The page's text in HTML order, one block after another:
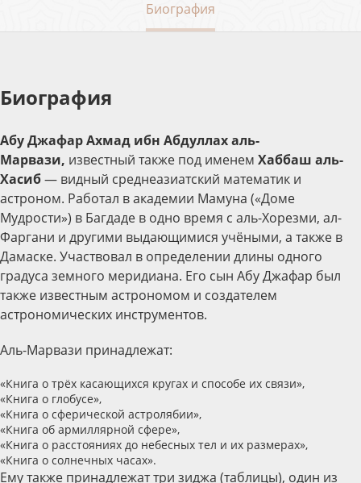
Биография
Биография
Абу Джафар Ахмад ибн Абдуллах аль-
Марвази, известный также под именем Хаббаш аль-
Хасиб— видный среднеазиатский математик и
астроном. Работал в академии Мамуна («Доме
Мудрости») в Багдаде в одно время с аль-Хорезми, ал-
Фаргани и другими выдающимися учёными, а также в
Дамаске. Участвовал в определении длины одного
градуса земного меридиана. Его сын Абу Джафар был
также известным астрономом и создателем
астрономических инструментов.
Аль-Марвази принадлежат:
«Книга о трёх касающихся кругах и способе их связи»,
«Книга о глобусе»,
«Книга о сферической астролябии»,
«Книга об армиллярной сфере»,
«Книга о расстояниях до небесных тел и их размерах»,
«Книга о солнечных часах».
Ему также принадлежат три зиджа (таблицы), один из